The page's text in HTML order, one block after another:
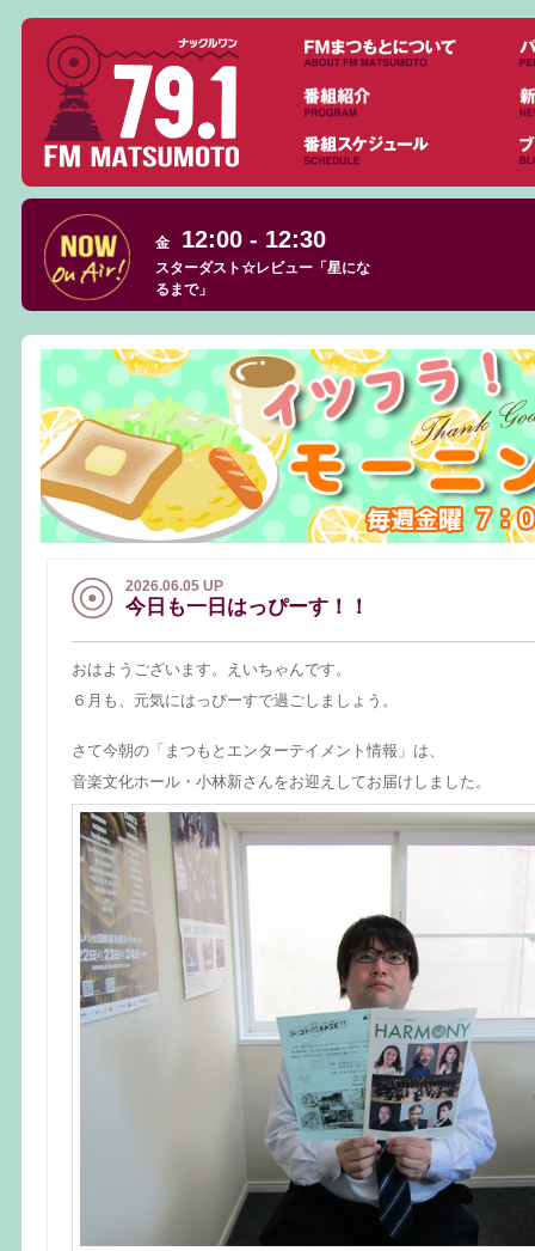
金 12:00 - 12:30
スターダスト☆レビュー「星にな
るまで」
2026.06.05 UP
今日も一日はっぴーす！！
おはようございます。えいちゃんです。
６月も、元気にはっぴーすで過ごしましょう。
さて今朝の「まつもとエンターテイメント情報」は、
音楽文化ホール・小林新さんをお迎えしてお届けしました。